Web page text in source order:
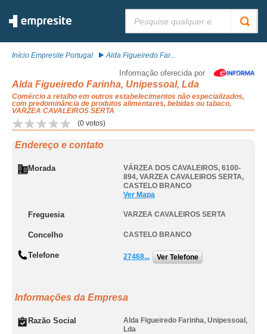
Início Empresite Portugal Alda Figueiredo Far...
Informação oferecida por
Alda Figueiredo Farinha, Unipessoal, Lda
Comércio a retalho em outros estabelecimentos não especializados,
com predominância de produtos alimentares, bebidas ou tabaco,
VARZEA CAVALEIROS SERTA
(0 votos)
Endereço e contato
Morada
VÁRZEA DOS CAVALEIROS, 6100-
894, VARZEA CAVALEIROS SERTA,
CASTELO BRANCO
Ver Mapa
Freguesia VARZEA CAVALEIROS SERTA
Concelho CASTELO BRANCO
Telefone 27468... Ver Telefone
Informações da Empresa
Razão Social
Alda Figueiredo Farinha, Unipessoal,
Lda